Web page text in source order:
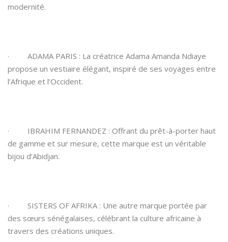
modernité.
· ADAMA PARIS : La créatrice Adama Amanda Ndiaye
propose un vestiaire élégant, inspiré de ses voyages entre
l’Afrique et l’Occident.
· IBRAHIM FERNANDEZ : Offrant du prêt-à-porter haut
de gamme et sur mesure, cette marque est un véritable
bijou d’Abidjan.
· SISTERS OF AFRIKA : Une autre marque portée par
des sœurs sénégalaises, célébrant la culture africaine à
travers des créations uniques.